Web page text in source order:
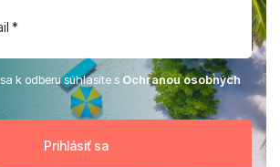
k odberu súhlasíte sOchranou osobných